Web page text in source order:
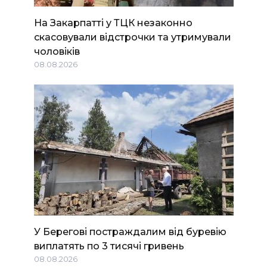
На Закарпатті у ТЦК незаконно
скасовували відстрочки та утримували
чоловіків
08.08.2026
У Берегові постраждалим від буревію
виплатять по 3 тисячі гривень
08.08.2026